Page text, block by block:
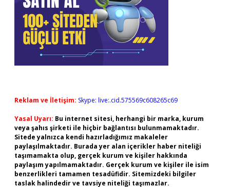
Reklam ve İletişim: Skype: live:.cid.575569c608265c69
Yasal Uyarı: Bu internet sitesi, herhangi bir marka, kurum
veya şahıs şirketi ile hiçbir bağlantısı bulunmamaktadır.
Sitede yalnızca kendi hazırladığımız makaleler
paylaşılmaktadır. Burada yer alan içerikler haber niteliği
taşımamakta olup, gerçek kurum ve kişiler hakkında
paylaşım yapılmamaktadır. Gerçek kurum ve kişiler ile isim
benzerlikleri tamamen tesadüfidir. Sitemizdeki bilgiler
taslak halindedir ve tavsiye niteliği taşımazlar.